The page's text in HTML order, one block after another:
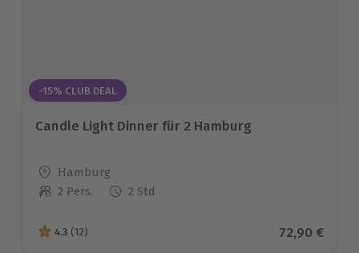
-15% CLUB DEAL
Candle Light Dinner für 2 Hamburg
Standort
Hamburg
Anzahl der Teilnehmer
2 Pers. 2 Std
4.3 von 5 Sternen basierend auf 12 Bewertungen
4.3 (12) Aktueller
72,90 €